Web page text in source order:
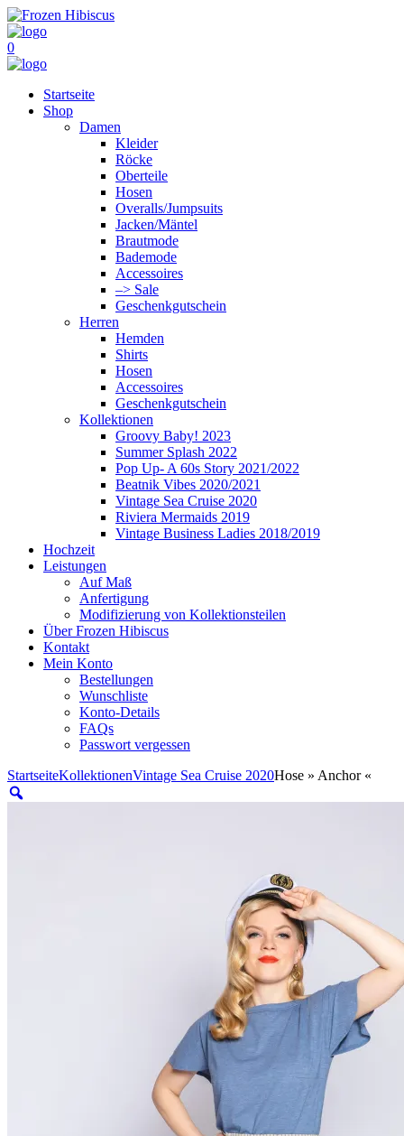
0
Startseite
Shop
Damen
Kleider
Röcke
Oberteile
Hosen
Overalls/Jumpsuits
Jacken/Mäntel
Brautmode
Bademode
Accessoires
–> Sale
Geschenkgutschein
Herren
Hemden
Shirts
Hosen
Accessoires
Geschenkgutschein
Kollektionen
Groovy Baby! 2023
Summer Splash 2022
Pop Up- A 60s Story 2021/2022
Beatnik Vibes 2020/2021
Vintage Sea Cruise 2020
Riviera Mermaids 2019
Vintage Business Ladies 2018/2019
Hochzeit
Leistungen
Auf Maß
Anfertigung
Modifizierung von Kollektionsteilen
Über Frozen Hibiscus
Kontakt
Mein Konto
Bestellungen
Wunschliste
Konto-Details
FAQs
Passwort vergessen
StartseiteKollektionenVintage Sea Cruise 2020Hose » Anchor «